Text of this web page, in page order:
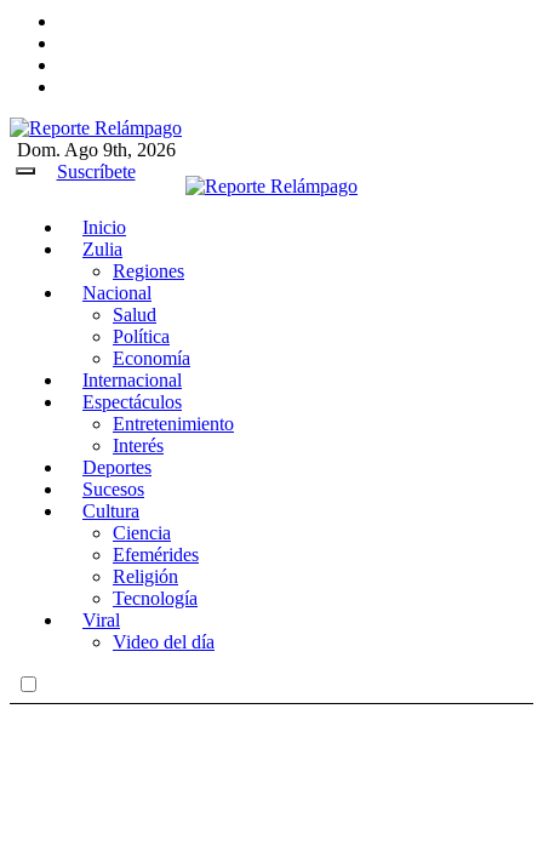
Reporte Relámpago
Claridad y rigor en cada noticia
Dom. Ago 9th, 2026
Suscríbete
Inicio
Zulia
Regiones
Nacional
Salud
Política
Economía
Internacional
Espectáculos
Entretenimiento
Interés
Deportes
Sucesos
Cultura
Ciencia
Efemérides
Religión
Tecnología
Viral
Video del día